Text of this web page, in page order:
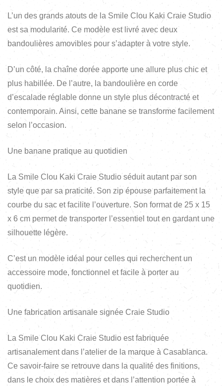
L’un des grands atouts de la Smile Clou Kaki Craie Studio
est sa modularité. Ce modèle est livré avec deux
bandoulières amovibles pour s’adapter à votre style.
D’un côté, la chaîne dorée apporte une allure plus chic et
plus habillée. De l’autre, la bandoulière en corde
d’escalade réglable donne un style plus décontracté et
contemporain. Ainsi, cette banane se transforme facilement
selon l’occasion.
Une banane pratique au quotidien
La Smile Clou Kaki Craie Studio séduit autant par son
style que par sa praticité. Son zip épouse parfaitement la
courbe du sac et facilite l’ouverture. Son format de 25 x 15
x 6 cm permet de transporter l’essentiel tout en gardant une
silhouette légère.
C’est un modèle idéal pour celles qui recherchent un
accessoire mode, fonctionnel et facile à porter au
quotidien.
Une fabrication artisanale signée Craie Studio
La Smile Clou Kaki Craie Studio est fabriquée
artisanalement dans l’atelier de la marque à Casablanca.
Ce savoir-faire se retrouve dans la qualité des finitions,
dans le choix des matières et dans l’attention portée à